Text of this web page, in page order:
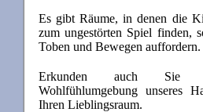
Es gibt Räume, in denen die
zum ungestörten Spiel finden,
Toben und Bewegen auffordern.
Erkunden auch Sie
Wohlfühlumgebung unseres
Ihren Lieblingsraum.